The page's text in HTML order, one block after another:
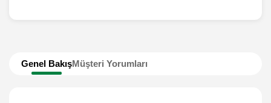
Genel BakışMüşteri Yorumları